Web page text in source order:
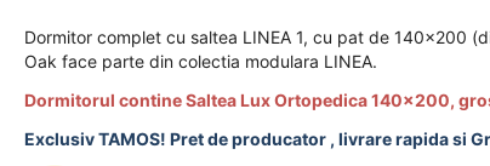
Dormitor complet cu saltea LINEA 1, cu pat de 140x200
Oak face parte din colectia modulara LINEA.
Dormitorul contine Saltea Lux Ortopedica 140x200,
Exclusiv TAMOS! Pret de producator , livrare rapida si